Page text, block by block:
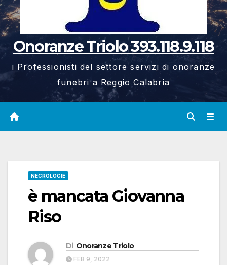
Onoranze Triolo 393.118.9.118
i Professionisti del settore servizi di onoranze
funebri a Reggio Calabria
NECROLOGIE
è mancata Giovanna
Riso
Di Onoranze Triolo
FEB 9, 2022